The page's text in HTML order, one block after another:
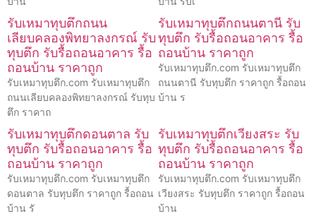
รับเหมาทุบตึกถนน
เลียบคลองพิทยาลงกรณ์ รับ
ทุบตึก รับรื้อถอนอาคาร รื้อ
ถอนบ้าน ราคาถูก
รับเหมาทุบตึก.com รับเหมาทุบตึก
ถนนเลียบคลองพิทยาลงกรณ์ รับทุบ
ตึก ราคาถ
รับเหมาทุบตึกถนนตานี รับ
ทุบตึก รับรื้อถอนอาคาร รื้อ
ถอนบ้าน ราคาถูก
รับเหมาทุบตึก.com รับเหมาทุบตึก
ถนนตานี รับทุบตึก ราคาถูก รื้อถอน
บ้าน ร
รับเหมาทุบตึกดอนตาล รับ
ทุบตึก รับรื้อถอนอาคาร รื้อ
ถอนบ้าน ราคาถูก
รับเหมาทุบตึก.com รับเหมาทุบตึก
ดอนตาล รับทุบตึก ราคาถูก รื้อถอน
บ้าน รั
รับเหมาทุบตึกเวียงสระ รับ
ทุบตึก รับรื้อถอนอาคาร รื้อ
ถอนบ้าน ราคาถูก
รับเหมาทุบตึก.com รับเหมาทุบตึก
เวียงสระ รับทุบตึก ราคาถูก รื้อถอน
บ้าน